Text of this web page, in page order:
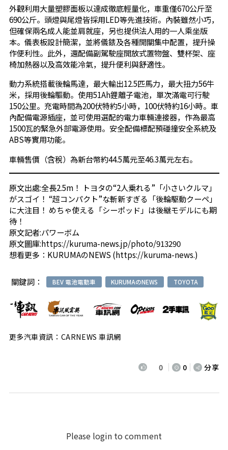
外觀利用大量塑膠面板以達成徹底輕量化，車重僅670公斤至
690公斤。頭燈與尾燈皆採用LED等先進技術。內裝雖然小巧，
但確保兩名成人能並肩就座，另也提供法人用的一人乘坐版
本。儀表板設計簡潔，並將儀錶及各種開關集中配置，提升操
作便利性。此外，還配備副駕駛座開放式置物盤、雙杯架、座
椅加熱器以及高效能冷氣，提升便利與舒適性。
動力系統搭載後輪馬達，最大輸出12.5匹馬力，最大扭力56牛
米，採用後輪驅動。使用51Ah鋰離子電池，單次滿電可行駛
150公里。充電時間為200伏特約5小時，100伏特約16小時。車
內配備電源插座，並可使用選配的電力車輛連接器，作為最高
1500瓦的緊急外部電源使用。安全配備標配預碰撞安全系統及
ABS等實用功能。
車輛售價（含稅）為新台幣約44.5萬元至46.3萬元左右。
原文出處:全長2.5m！ トヨタの“2人乗れる”「小さいクルマ」
がスゴイ！ “超コンパクト”な斬新すぎる「後輪駆動クーペ」
に大注目！ めちゃ使える「シーポッド」は後継モデルにも期
待！
原文記者:パワーボム
原文圖庫:https://kuruma-news.jp/photo/913290
想看更多： KURUMAのNEWS (https://kuruma-news.)
關鍵詞： BEV 電池電動車 KURUMAのNEWS TOYOTA
更多汽車資訊：CARNEWS 車訊網
0 0 分享
Please login to comment